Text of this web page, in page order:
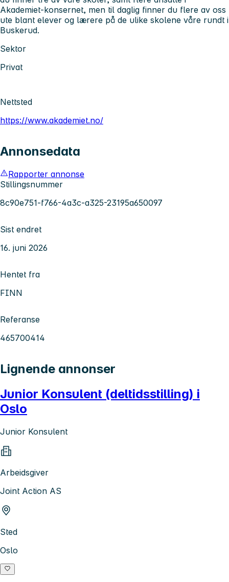
Akademiet-konsernet, men til daglig finner du flere av oss
ute blant elever og lærere på de ulike skolene våre rundt i
Buskerud.
Sektor
Privat
Nettsted
https://www.akademiet.no/
Annonsedata
Rapporter annonse
Stillingsnummer
8c90e751-f766-4a3c-a325-23195a650097
Sist endret
16. juni 2026
Hentet fra
FINN
Referanse
465700414
Lignende annonser
Junior Konsulent (deltidsstilling) i
Oslo
Junior Konsulent
Arbeidsgiver
Joint Action AS
Sted
Oslo